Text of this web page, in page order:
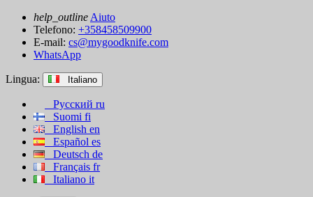
help_outline Aiuto
Telefono: +358458509900
E-mail: cs@mygoodknife.com
WhatsApp
Lingua: Italiano
Русский ru
Suomi fi
English en
Español es
Deutsch de
Français fr
Italiano it